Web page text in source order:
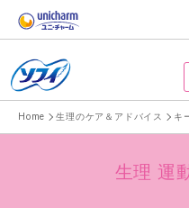
Home 生理のケア＆アドバイス キ
生理 運